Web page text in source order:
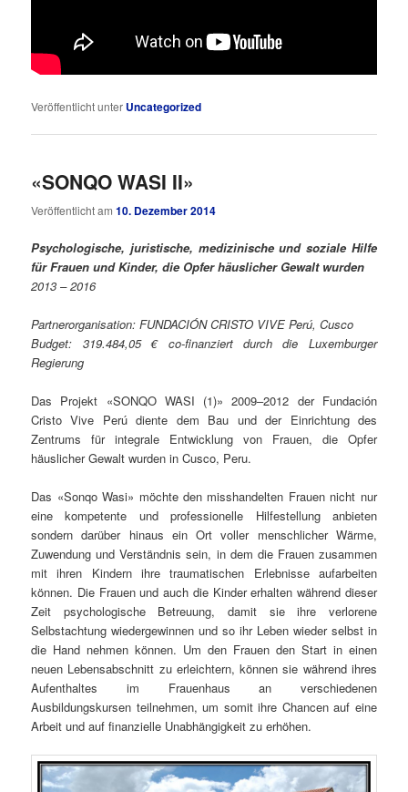
Veröffentlicht unter Uncategorized
«SONQO WASI II»
Veröffentlicht am10. Dezember 2014
Psychologische, juristische, medizinische und soziale Hilfe
für Frauen und Kinder, die Opfer häuslicher Gewalt wurden
2013 – 2016
Partnerorganisation: FUNDACIÓN CRISTO VIVE Perú, Cusco
Budget: 319.484,05 € co-finanziert durch die Luxemburger
Regierung
Das Projekt «SONQO WASI (1)» 2009–2012 der Fundación
Cristo Vive Perú diente dem Bau und der Einrichtung des
Zentrums für integrale Entwicklung von Frauen, die Opfer
häuslicher Gewalt wurden in Cusco, Peru.
Das «Sonqo Wasi» möchte den misshandelten Frauen nicht nur
eine kompetente und professionelle Hilfestellung anbieten
sondern darüber hinaus ein Ort voller menschlicher Wärme,
Zuwendung und Verständnis sein, in dem die Frauen zusammen
mit ihren Kindern ihre traumatischen Erlebnisse aufarbeiten
können. Die Frauen und auch die Kinder erhalten während dieser
Zeit psychologische Betreuung, damit sie ihre verlorene
Selbstachtung wiedergewinnen und so ihr Leben wieder selbst in
die Hand nehmen können. Um den Frauen den Start in einen
neuen Lebensabschnitt zu erleichtern, können sie während ihres
Aufenthaltes im Frauenhaus an verschiedenen
Ausbildungskursen teilnehmen, um somit ihre Chancen auf eine
Arbeit und auf finanzielle Unabhängigkeit zu erhöhen.